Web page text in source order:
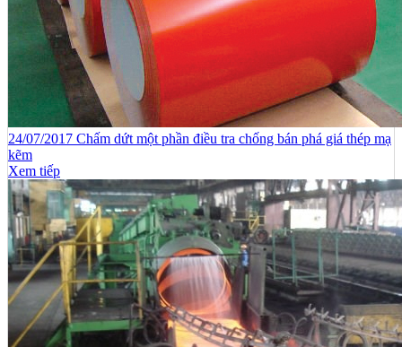
24/07/2017 Chấm dứt một phần điều tra chống bán phá giá thép mạ
kẽm
Xem tiếp